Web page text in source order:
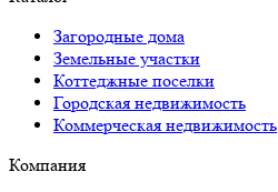
Загородные дома
Земельные участки
Коттеджные поселки
Городская недвижимость
Коммерческая недвижимость
Компания